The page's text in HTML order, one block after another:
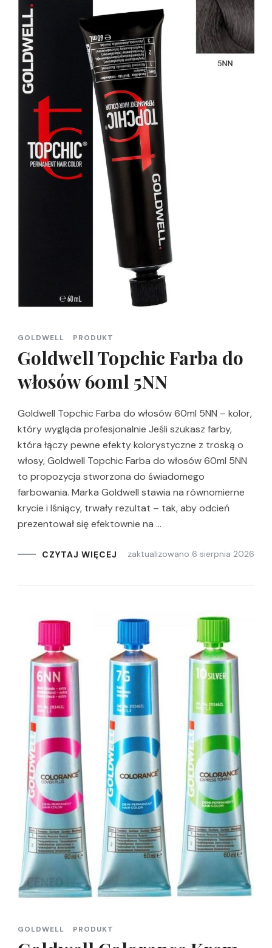
GOLDWELL PRODUKT
Goldwell Topchic Farba do
włosów 60ml 5NN
Goldwell Topchic Farba do włosów 60ml 5NN – kolor,
który wygląda profesjonalnie Jeśli szukasz farby,
która łączy pewne efekty kolorystyczne z troską o
włosy, Goldwell Topchic Farba do włosów 60ml 5NN
to propozycja stworzona do świadomego
farbowania. Marka Goldwell stawia na równomierne
krycie i lśniący, trwały rezultat – tak, aby odcień
prezentował się efektownie na …
CZYTAJ WIĘCEJ zaktualizowano 6 sierpnia 2026
GOLDWELL PRODUKT